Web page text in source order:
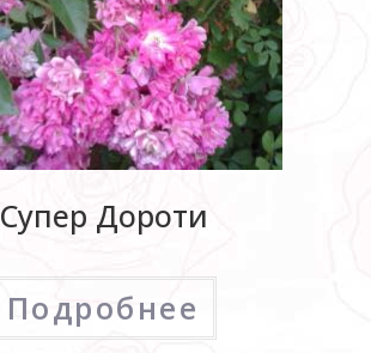
Супер Дороти
Подробнее